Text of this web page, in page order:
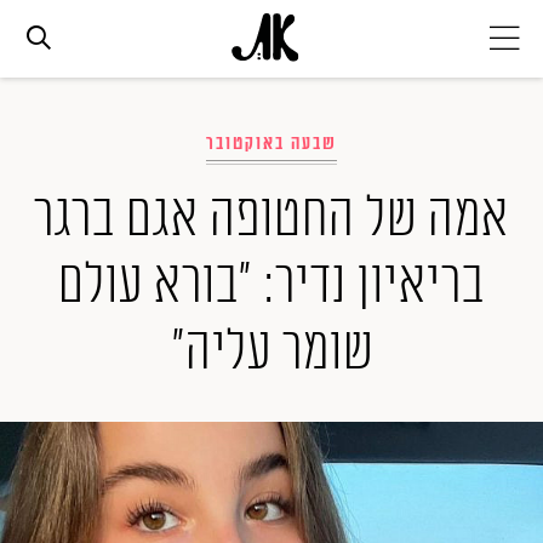
אופנה
ביוטי
סלבס
ערוצים נוספים
המגזין
שבעה באוקטובר
אמה של החטופה אגם ברגר
בריאיון נדיר: "בורא עולם
שומר עליה"